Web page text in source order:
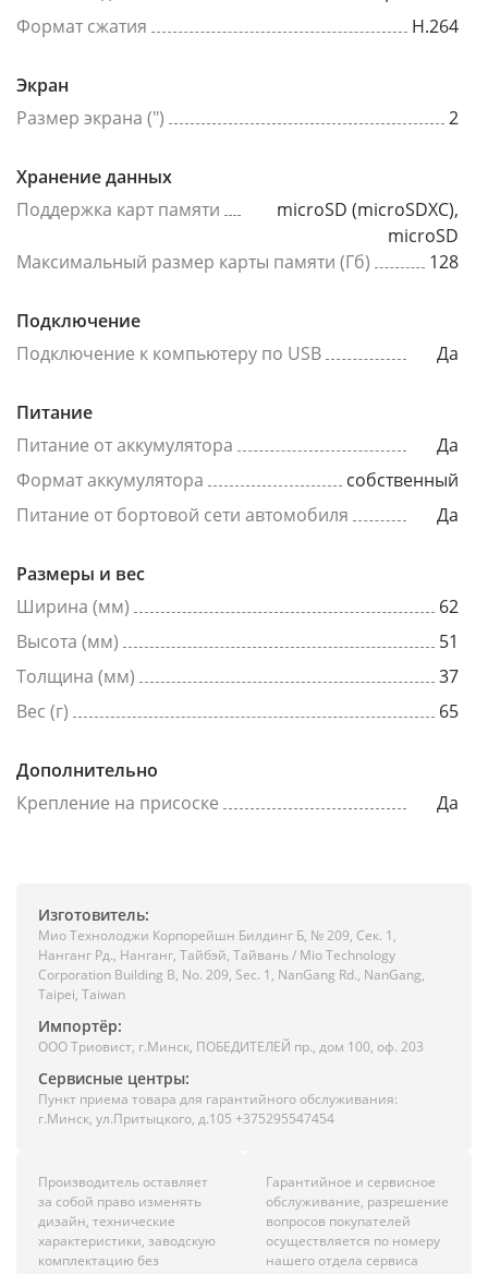
Формат сжатия
H.264
Экран
Размер экрана (")
2
Хранение данных
Поддержка карт памяти
microSD (microSDXC),
microSD
Максимальный размер карты памяти (Гб)
128
Подключение
Подключение к компьютеру по USB
Да
Питание
Питание от аккумулятора
Да
Формат аккумулятора
собственный
Питание от бортовой сети автомобиля
Да
Размеры и вес
Ширина (мм)
62
Высота (мм)
51
Толщина (мм)
37
Вес (г)
65
Дополнительно
Крепление на присоске
Да
Изготовитель:
Мио Технолоджи Корпорейшн Билдинг Б, № 209, Сек. 1,
Нанганг Рд., Нанганг, Тайбэй, Тайвань / Mio Technology
Corporation Building B, No. 209, Sec. 1, NanGang Rd., NanGang,
Taipei, Taiwan
Импортёр:
ООО Триовист, г.Минск, ПОБЕДИТЕЛЕЙ пр., дом 100, оф. 203
Сервисные центры:
Пункт приема товара для гарантийного обслуживания:
г.Минск, ул.Притыцкого, д.105 +375295547454
Производитель оставляет
за собой право изменять
дизайн, технические
характеристики, заводскую
комплектацию без
Гарантийное и сервисное
обслуживание, разрешение
вопросов покупателей
осуществляется по номеру
нашего отдела сервиса